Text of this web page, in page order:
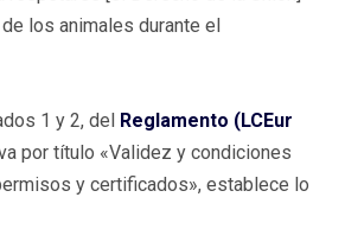
los animales durante el
1 y 2, del Reglamento (LCEur
por título «Validez y condiciones
y certificados», establece lo